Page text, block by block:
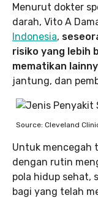
Menurut dokter
darah, Vito A
Indonesia,
risiko yang lebih
mematikan
jantung, dan
Source: Cleveland
Untuk mencegah
dengan rutin
pola hidup sehat,
bagi yang telah